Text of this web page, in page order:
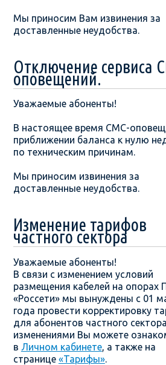
Мы приносим Вам извинения за
доставленные неудобства.
Отключение сервиса
оповещений.
Уважаемые абоненты!
В настоящее время СМС-
приближении баланса к нулю
по техническим причинам.
Мы приносим извинения за
доставленные неудобства.
Изменение тарифов
частного сектора
Уважаемые абоненты!
В связи с изменением условий
размещения кабелей на опорах
«Россети» мы вынуждены с 01
года провести корректировку
для абонентов частного
изменениями Вы можете
в Личном кабинете, а также на
странице «Тарифы».